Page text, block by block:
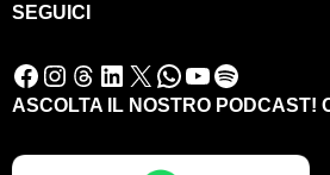
SEGUICI
Facebook Instagram Threads LinkedIn X WhatsApp YouTube Spotify
ASCOLTA IL NOSTRO PODCAST!